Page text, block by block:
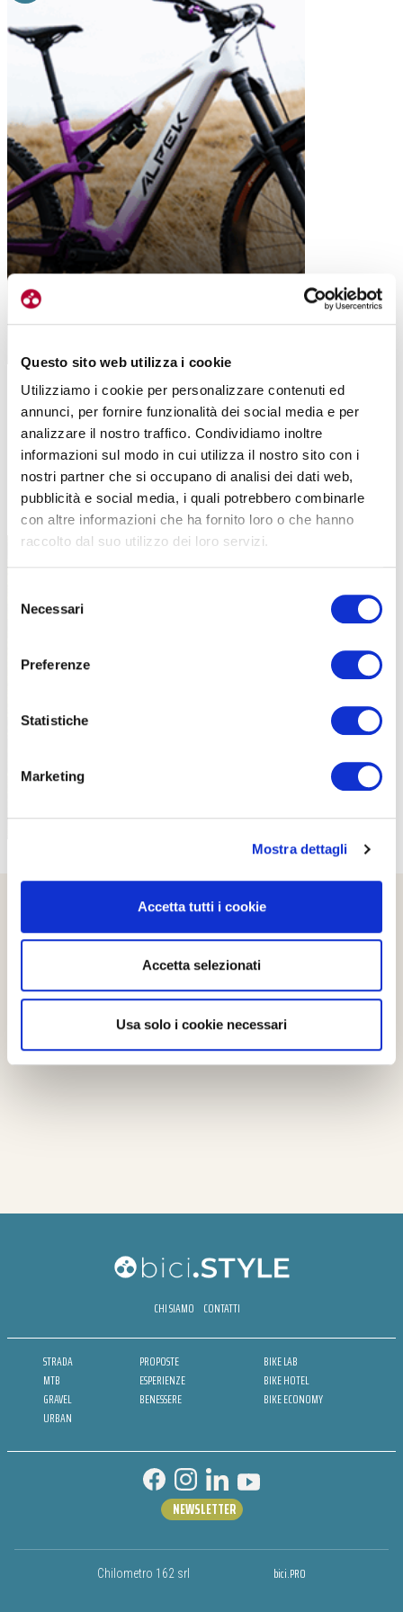
Questo sito web utilizza i cookie
Utilizziamo i cookie per personalizzare contenuti ed
annunci, per fornire funzionalità dei social media e per
analizzare il nostro traffico. Condividiamo inoltre
informazioni sul modo in cui utilizza il nostro sito con i
nostri partner che si occupano di analisi dei dati web,
pubblicità e social media, i quali potrebbero combinarle
con altre informazioni che ha fornito loro o che hanno
raccolto dal suo utilizzo dei loro servizi.
delNecessari
Preferenze
Statistiche
Marketing
Mostra dettagli
Accetta tutti i cookie
Accetta selezionati
Usa solo i cookie necessari
RAYO, LA PRIMA “FULL POWER” IN
TUTTE LE CATEGORIE DEL MAGAZINE
CHI SIAMO CONTATTI
STRADA
MTB
GRAVEL
URBAN
PROPOSTE
ESPERIENZE
BENESSERE
BIKE LAB
BIKE HOTEL
BIKE ECONOMY
Chilometro 162 srl bici.PRO
NEWSLETTER